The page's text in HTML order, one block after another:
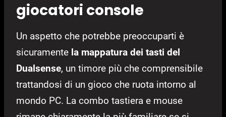
giocatori console
Un aspetto che potrebbe preoccuparti è
sicuramente la mappatura dei tasti del
Dualsense, un timore più che comprensibile
trattandosi di un gioco che ruota intorno al
mondo PC. La combo tastiera e mouse